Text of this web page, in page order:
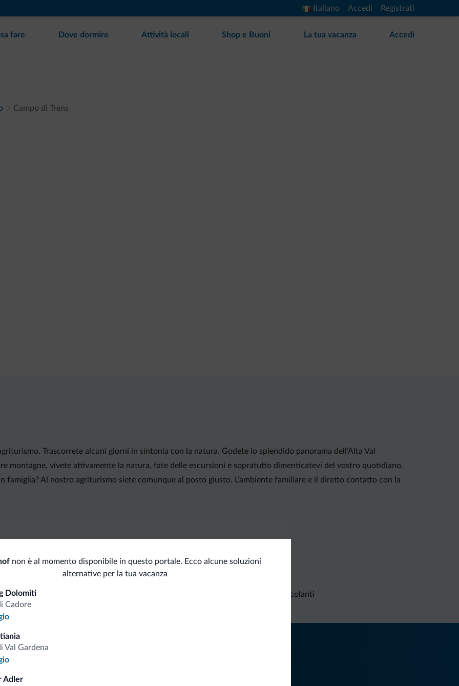
Italiano Accedi Registrati
fare Dove dormire Attività locali Shop e Buoni La tua vacanza Accedi
Campo di Trens
Trascorrete alcuni giorni in sintonia con la natura. Godete lo splendido panorama dell’Alta Val
montagne, vivete attivamente la natura, fate delle escursioni e sopratutto dimenticatevi del vostro quotidiano.
famiglia? Al nostro agriturismo siete comunque al posto giusto. L’ambiente familiare e il diretto contatto con la
non è al momento disponibile in questo portale. Ecco alcune soluzioni
alternative per la tua vacanza
Dolomiti
Cadore
Val Gardena
Adler
Tariffe vantaggiose Richieste non vincolanti